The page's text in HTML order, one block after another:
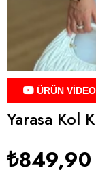
ÜRÜN
Yarasa Kol
₺849,90